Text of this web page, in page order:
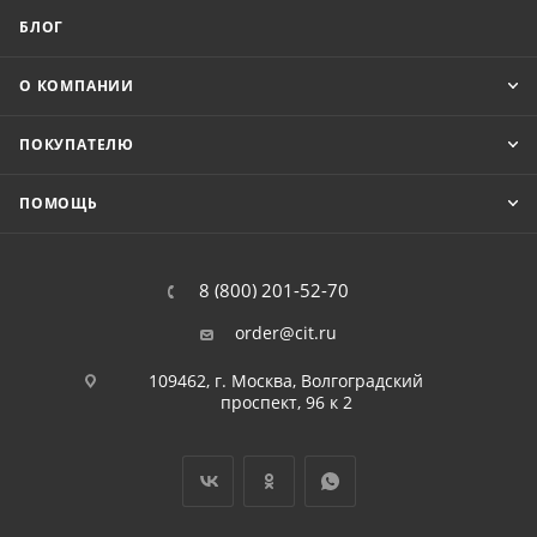
БЛОГ
О КОМПАНИИ
ПОКУПАТЕЛЮ
ПОМОЩЬ
8 (800) 201-52-70
order@cit.ru
109462, г. Москва, Волгоградский
проспект, 96 к 2